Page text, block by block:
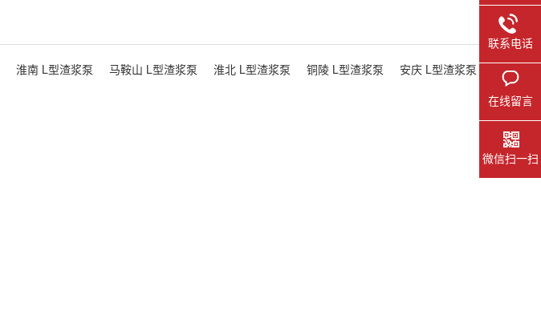
淮南 L型渣浆泵 马鞍山 L型渣浆泵 淮北 L型渣浆泵 铜陵 L型渣浆泵
安庆 L型渣浆泵
联系电话
在线留言
微信扫一扫